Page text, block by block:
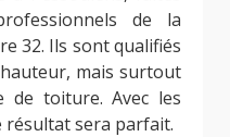
de la
32. Ils sont qualifiés
mais surtout
toiture. Avec les
résultat sera parfait.